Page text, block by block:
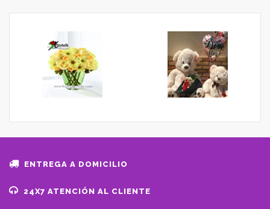
ENTREGA A DOMICILIO
24X7 ATENCIÓN AL CLIENTE